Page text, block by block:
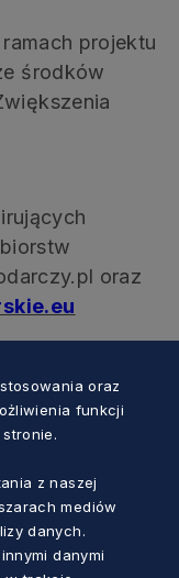
projektu
środków
oraz
oraz
funkcji
z naszej
mediów
danych.
danymi